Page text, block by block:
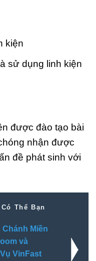
kiện
sử dụng linh kiện
được đào tạo bài
nhận được
đề phát sinh với
Thể Bạn
Miền
và
VinFast